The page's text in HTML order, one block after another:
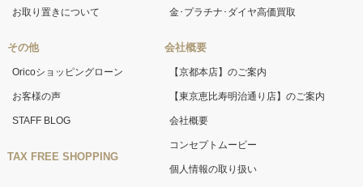
お取り置きについて
その他
Oricoショッピングローン
お客様の声
STAFF BLOG
TAX FREE SHOPPING
金･プラチナ･ダイヤ高価買取
会社概要
【京都本店】のご案内
【東京恵比寿明治通り店】のご案内
会社概要
コンセプトムービー
個人情報の取り扱い